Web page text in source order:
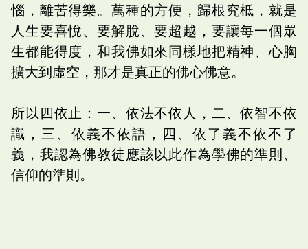
惱，離苦得樂。萬種的方便，歸根究柢，就是
人生要喜悅、要解脫、要超越，要讓每一個眾
生都能得度，和我佛如來同樣地把精神、心胸
擴大到虛空，那才是真正的佛心佛意。
所以四依止：一、依法不依人，二、依智不依
識，三、依義不依語，四、依了義不依不了
義，我認為佛教徒應該以此作為學佛的準則、
信仰的準則。